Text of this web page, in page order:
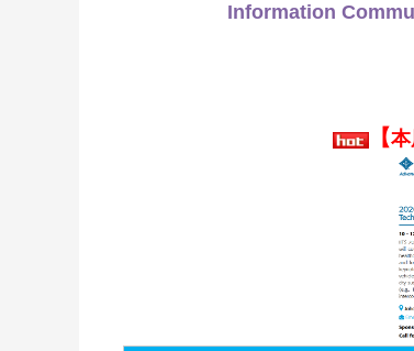
Information
【